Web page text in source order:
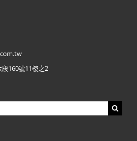
160號11樓之2